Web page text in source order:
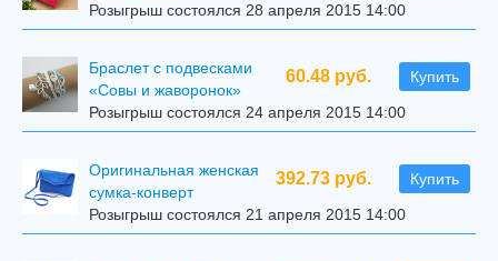
Розыгрыш состоялся 28 апреля 2015 14:00
60.48 руб. Купить
Браслет с подвесками
«Совы и жаворонок»
Розыгрыш состоялся 24 апреля 2015 14:00
392.73 руб. Купить
Оригинальная женская
сумка-конверт
Розыгрыш состоялся 21 апреля 2015 14:00